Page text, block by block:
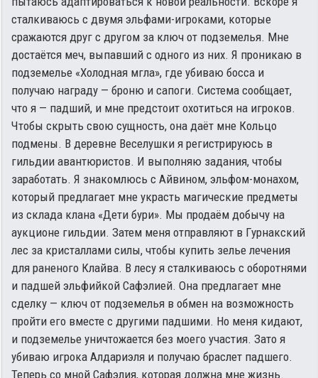
сталкиваюсь с двумя эльфами-игроками, которые
сражаются друг с другом за ключ от подземелья. Мне
достаётся меч, выпавший с одного из них. Я проникаю в
подземелье «Холодная мгла», где убиваю босса и
получаю награду — броню и сапоги. Система сообщает,
что я — падший, и мне предстоит охотиться на игроков.
Чтобы скрыть свою сущность, она даёт мне Кольцо
подмены. В деревне Веселушки я регистрируюсь в
гильдии авантюристов. И выполняю задания, чтобы
заработать. Я знакомлюсь с Айвином, эльфом-монахом,
который предлагает мне украсть магические предметы
из склада клана «Дети бури». Мы продаём добычу на
аукционе гильдии. Затем меня отправляют в Гурнакский
лес за кристаллами силы, чтобы купить зелье лечения
для раненого Клайва. В лесу я сталкиваюсь с оборотнями
и падшей эльфийкой Сафэлией. Она предлагает мне
сделку — ключ от подземелья в обмен на возможность
пройти его вместе с другими падшими. Но меня кидают,
и подземелье уничтожается без моего участия. Зато я
убиваю игрока Алдариэля и получаю браслет падшего.
Теперь со мной Сафэлия, которая должна мне жизнь.